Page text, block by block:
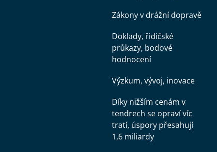
Zákony v drážní dopravě
Doklady, řidičské
průkazy, bodové
hodnocení
Výzkum, vývoj, inovace
Díky nižším cenám v
tendrech se opraví víc
tratí, úspory přesahují
1,6 miliardy